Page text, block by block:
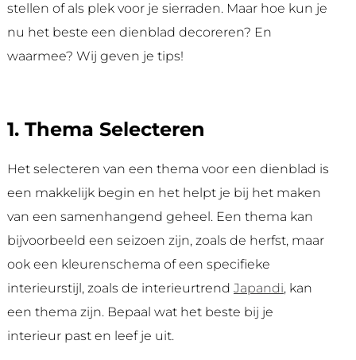
stellen of als plek voor je sierraden. Maar hoe kun je
nu het beste een dienblad decoreren? En
waarmee? Wij geven je tips!
1. Thema Selecteren
Het selecteren van een thema voor een dienblad is
een makkelijk begin en het helpt je bij het maken
van een samenhangend geheel. Een thema kan
bijvoorbeeld een seizoen zijn, zoals de herfst, maar
ook een kleurenschema of een specifieke
interieurstijl, zoals de interieurtrend Japandi, kan
een thema zijn. Bepaal wat het beste bij je
interieur past en leef je uit.